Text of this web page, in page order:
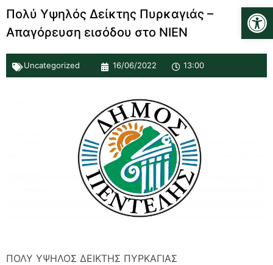
Πολύ Υψηλός Δείκτης Πυρκαγιάς –
Απαγόρευση εισόδου στο ΝΙΕΝ
Uncategorized 16/06/2022 13:00
ΠΟΛΥ ΥΨΗΛΟΣ ΔΕΙΚΤΗΣ ΠΥΡΚΑΓΙΑΣ